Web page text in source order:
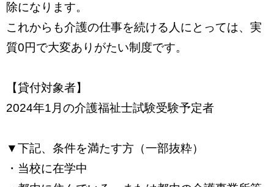
除になります。
これからも介護の仕事を続ける人にとっては、実
質0円で大変ありがたい制度です。
【貸付対象者】
2024年1月の介護福祉士試験受験予定者
▼下記、条件を満たす方（一部抜粋）
・当校に在学中